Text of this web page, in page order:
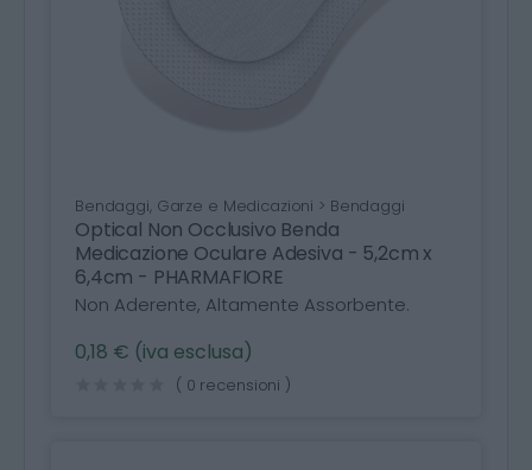
Bendaggi, Garze e Medicazioni > Bendaggi
Optical Non Occlusivo Benda
Medicazione Oculare Adesiva - 5,2cm x
6,4cm - PHARMAFIORE
Non Aderente, Altamente Assorbente.
0,18 € (iva esclusa)
( 0 recensioni )